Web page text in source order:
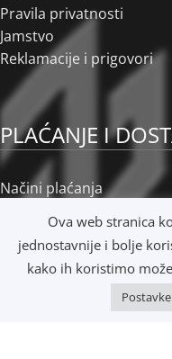
Pravila privatnosti
Jamstvo
Reklamacije i prigovori
PLAĆANJE I
Načini plaćanja
Načini dostave
Osobno preuzimanje
R1 i e-Računi
Music Metropolis
Ova web stranica
jednostavnije i bolje
kako ih koristimo